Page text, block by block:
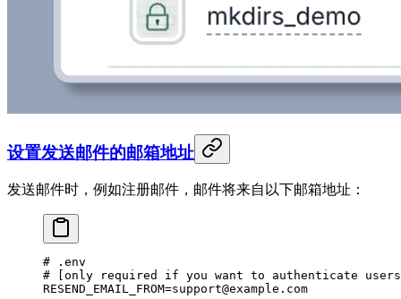
设置发送邮件的邮箱地址
发送邮件时，例如注册邮件，邮件将来自以下邮箱地址：
# .env
# [only required if you want to authenticate users
RESEND_EMAIL_FROM=support@example.com